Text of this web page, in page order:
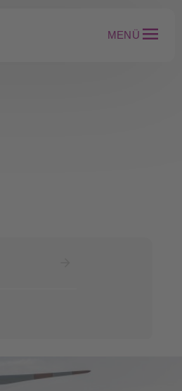
MENÜ